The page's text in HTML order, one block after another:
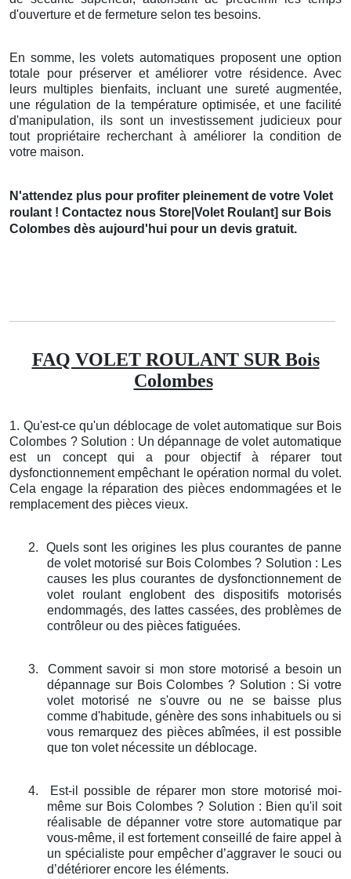
d'ouverture et de fermeture selon tes besoins.
En somme, les volets automatiques proposent une option
totale pour préserver et améliorer votre résidence. Avec
leurs multiples bienfaits, incluant une sureté augmentée,
une régulation de la température optimisée, et une facilité
d'manipulation, ils sont un investissement judicieux pour
tout propriétaire recherchant à améliorer la condition de
votre maison.
N'attendez plus pour profiter pleinement de votre Volet
roulant ! Contactez nous Store|Volet Roulant] sur Bois
Colombes dès aujourd'hui pour un devis gratuit.
FAQ VOLET ROULANT SUR Bois
Colombes
1. Qu'est-ce qu'un déblocage de volet automatique sur Bois
Colombes ? Solution : Un dépannage de volet automatique
est un concept qui a pour objectif à réparer tout
dysfonctionnement empêchant le opération normal du volet.
Cela engage la réparation des pièces endommagées et le
remplacement des pièces vieux.
2.
Quels sont les origines les plus courantes de panne
de volet motorisé sur Bois Colombes ? Solution : Les
causes les plus courantes de dysfonctionnement de
volet roulant englobent des dispositifs motorisés
endommagés, des lattes cassées, des problèmes de
contrôleur ou des pièces fatiguées.
3.
Comment savoir si mon store motorisé a besoin un
dépannage sur Bois Colombes ? Solution : Si votre
volet motorisé ne s'ouvre ou ne se baisse plus
comme d'habitude, génère des sons inhabituels ou si
vous remarquez des pièces abîmées, il est possible
que ton volet nécessite un déblocage.
4.
Est-il possible de réparer mon store motorisé moi-
même sur Bois Colombes ? Solution : Bien qu'il soit
réalisable de dépanner votre store automatique par
vous-même, il est fortement conseillé de faire appel à
un spécialiste pour empêcher d’aggraver le souci ou
d’détériorer encore les éléments.